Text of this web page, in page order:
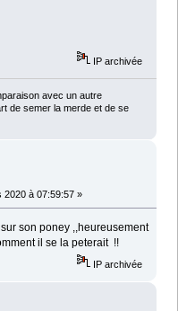
IP archivée
avec un autre
de semer la merde et de se
2020 à 07:59:57 »
son poney ,,heureusement
il se la peterait !!
IP archivée